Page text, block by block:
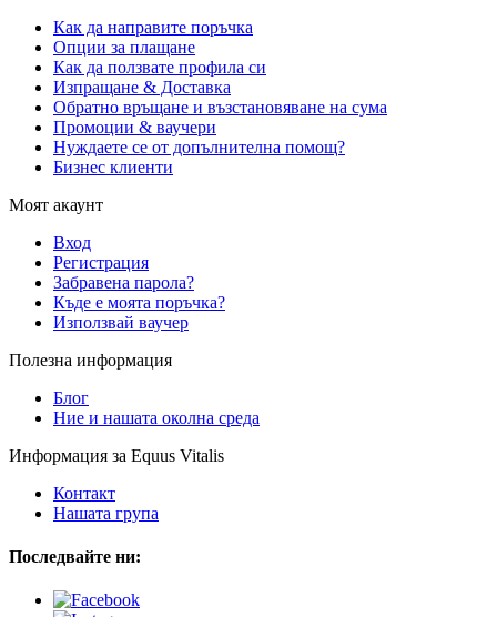
Как да направите поръчка
Опции за плащане
Как да ползвате профила си
Изпращане & Доставка
Обратно връщане и възстановяване на сума
Промоции & ваучери
Нуждаете се от допълнителна помощ?
Бизнес клиенти
Моят акаунт
Вход
Регистрация
Забравена парола?
Къде е моята поръчка?
Използвай ваучер
Полезна информация
Блог
Ние и нашата околна среда
Информация за Equus Vitalis
Контакт
Нашата група
Последвайте ни: